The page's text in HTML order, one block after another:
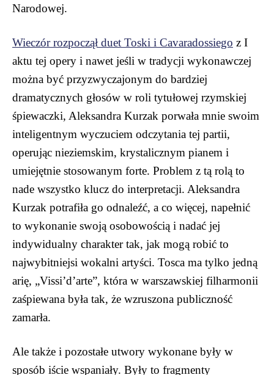
Narodowej.
Wieczór rozpoczął duet Toski i Cavaradossiego z I
aktu tej opery i nawet jeśli w tradycji wykonawczej
można być przyzwyczajonym do bardziej
dramatycznych głosów w roli tytułowej rzymskiej
śpiewaczki, Aleksandra Kurzak porwała mnie swoim
inteligentnym wyczuciem odczytania tej partii,
operując nieziemskim, krystalicznym pianem i
umiejętnie stosowanym forte. Problem z tą rolą to
nade wszystko klucz do interpretacji. Aleksandra
Kurzak potrafiła go odnaleźć, a co więcej, napełnić
to wykonanie swoją osobowością i nadać jej
indywidualny charakter tak, jak mogą robić to
najwybitniejsi wokalni artyści. Tosca ma tylko jedną
arię, „Vissi’d’arte”, która w warszawskiej filharmonii
zaśpiewana była tak, że wzruszona publiczność
zamarła.
Ale także i pozostałe utwory wykonane były w
sposób iście wspaniały. Były to fragmenty